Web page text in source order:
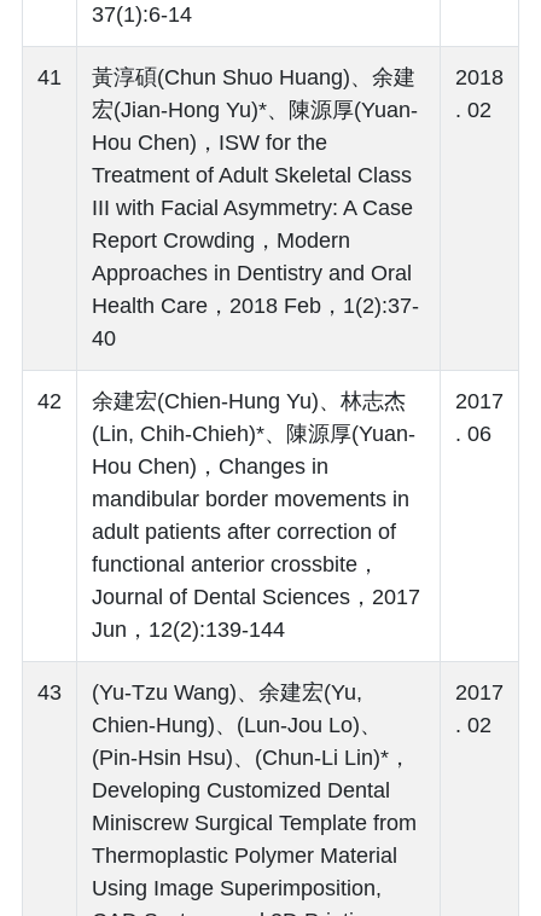
37(1):6-14
41
黃淳碩(Chun Shuo Huang)、余建
宏(Jian-Hong Yu)*、陳源厚(Yuan-
Hou Chen)，ISW for the
Treatment of Adult Skeletal Class
III with Facial Asymmetry: A Case
Report Crowding，Modern
Approaches in Dentistry and Oral
Health Care，2018 Feb，1(2):37-
40
2018
. 02
42
余建宏(Chien-Hung Yu)、林志杰
(Lin, Chih-Chieh)*、陳源厚(Yuan-
Hou Chen)，Changes in
mandibular border movements in
adult patients after correction of
functional anterior crossbite，
Journal of Dental Sciences，2017
Jun，12(2):139-144
2017
. 06
43
(Yu-Tzu Wang)、余建宏(Yu,
Chien-Hung)、(Lun-Jou Lo)、
(Pin-Hsin Hsu)、(Chun-Li Lin)*，
Developing Customized Dental
Miniscrew Surgical Template from
Thermoplastic Polymer Material
Using Image Superimposition,
2017
. 02